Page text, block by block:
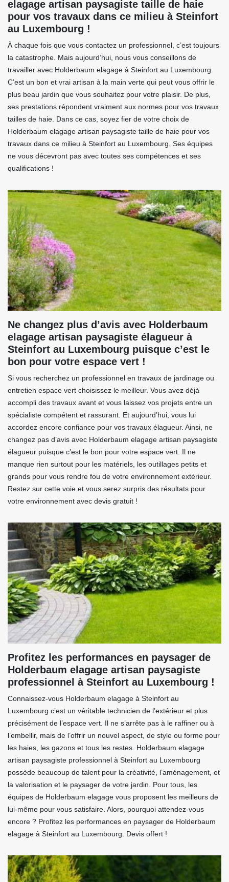
elagage artisan paysagiste taille de haie
pour vos travaux dans ce milieu à Steinfort
au Luxembourg !
À chaque fois que vous contactez un professionnel, c’est toujours
la catastrophe. Mais aujourd’hui, nous vous conseillons de
travailler avec Holderbaum elagage à Steinfort au Luxembourg.
C’est un bon et vrai artisan à la main verte qui peut vous offrir le
plus beau jardin que vous souhaitez pour votre plaisir. De plus,
ses prestations répondent vraiment aux normes pour vos travaux
tailles de haie. Dans ce cas, soyez fier de votre choix de
Holderbaum elagage artisan paysagiste taille de haie pour vos
travaux dans ce milieu à Steinfort au Luxembourg. Ses équipes
ne vous décevront pas avec toutes ses compétences et ses
qualifications !
Ne changez plus d’avis avec Holderbaum
elagage artisan paysagiste élagueur à
Steinfort au Luxembourg puisque c’est le
bon pour votre espace vert !
Si vous recherchez un professionnel en travaux de jardinage ou
entretien espace vert choisissez le meilleur. Vous avez déjà
accompli des travaux avant et vous laissez vos projets entre un
spécialiste compétent et rassurant. Et aujourd’hui, vous lui
accordez encore confiance pour vos travaux élagueur. Ainsi, ne
changez pas d’avis avec Holderbaum elagage artisan paysagiste
élagueur puisque c’est le bon pour votre espace vert. Il ne
manque rien surtout pour les matériels, les outillages petits et
grands pour vous rendre fou de votre environnement extérieur.
Restez sur cette voie et vous serez surpris des résultats pour
votre environnement avec devis gratuit !
Profitez les performances en paysager de
Holderbaum elagage artisan paysagiste
professionnel à Steinfort au Luxembourg !
Connaissez-vous Holderbaum elagage à Steinfort au
Luxembourg c’est un véritable technicien de l’extérieur et plus
précisément de l’espace vert. Il ne s’arrête pas à le raffiner ou à
l’embellir, mais de l’offrir un nouvel aspect, de style ou forme pour
les haies, les gazons et tous les restes. Holderbaum elagage
artisan paysagiste professionnel à Steinfort au Luxembourg
possède beaucoup de talent pour la créativité, l’aménagement, et
la valorisation et le paysager de votre jardin. Pour tous, les
équipes de Holderbaum elagage vous proposent les meilleurs de
lui-même pour vous satisfaire. Alors, pourquoi attendez-vous
encore ? Profitez les performances en paysager de Holderbaum
elagage à Steinfort au Luxembourg. Devis offert !